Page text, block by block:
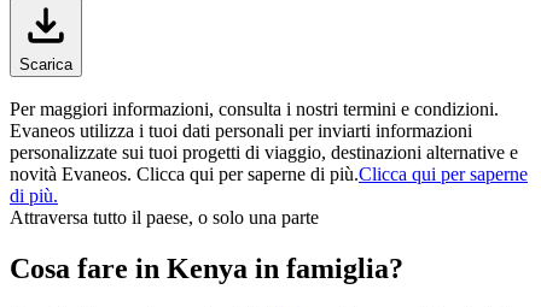
Scarica
Per maggiori informazioni, consulta i nostri termini e condizioni.
Evaneos utilizza i tuoi dati personali per inviarti informazioni
personalizzate sui tuoi progetti di viaggio, destinazioni alternative e
novità Evaneos. Clicca qui per saperne di più.Clicca qui per saperne
di più.
Attraversa tutto il paese, o solo una parte
Cosa fare in Kenya in famiglia?